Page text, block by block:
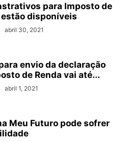
para Imposto de
estão disponíveis
abril 30, 2021
envio da declaração
de Renda vai até...
abril 1, 2021
Meu Futuro pode sofrer